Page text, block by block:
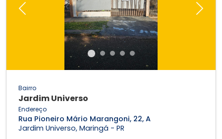
Previous Next
Bairro
Jardim Universo
Endereço
Rua Pioneiro Mário Marangoni, 22, A
Jardim Universo, Maringá - PR